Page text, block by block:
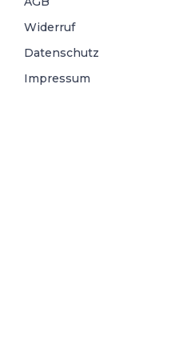
Widerruf
Datenschutz
Impressum